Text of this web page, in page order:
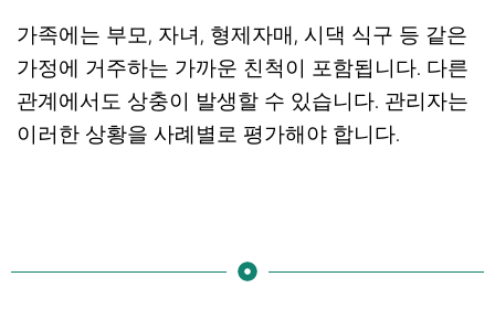
가족에는 부모, 자녀, 형제자매, 시댁 식구 등 같은
가정에 거주하는 가까운 친척이 포함됩니다. 다른
관계에서도 상충이 발생할 수 있습니다. 관리자는
이러한 상황을 사례별로 평가해야 합니다.